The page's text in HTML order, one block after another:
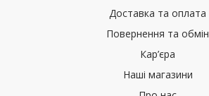
Доставка та оплата
Повернення та обмін
Кар’єра
Наші магазини